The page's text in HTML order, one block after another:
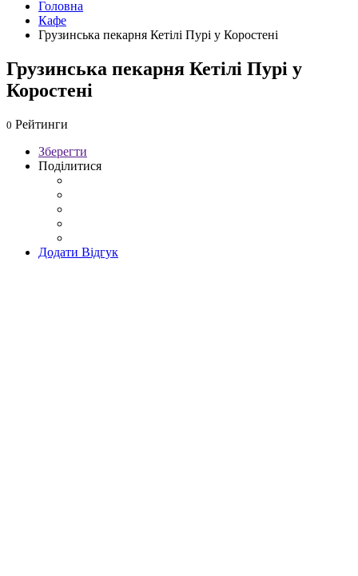
Головна
Кафе
Грузинська пекарня Кетілі Пурі у Коростені
Грузинська пекарня Кетілі Пурі у
Коростені
0 Рейтинги
Зберегти
Поділитися
Додати Відгук